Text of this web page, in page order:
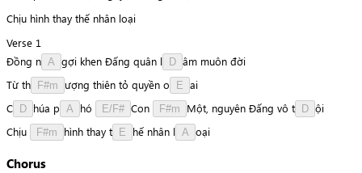
Chịu hình thay thế nhân loại
Verse 1
Đồng n A gợi khen Đấng quân l D âm muôn đời
Từ th F#m ượng thiên tỏ quyền o E ai
C
D húa p A hó E/F# Con F#m Một nguyên Đấng vô t D ội
Chịu
F#m hình thay t E hế nhân l A oại
Chorus